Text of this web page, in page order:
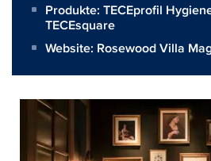
Produkte: TECEprofil
TECEsquare
Website: Rosewood Villa